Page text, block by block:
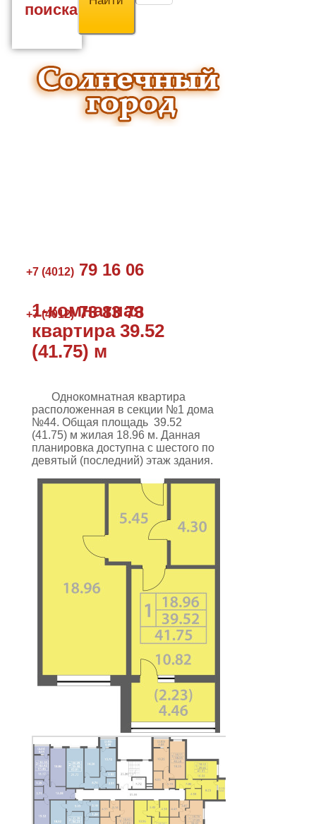
поиска
+7 (4012) 79 16 06
+7 (4012) 73 83 73
1-комнатная
квартира 39.52
(41.75) м
Однокомнатная квартира
расположенная в секции №1 дома
№44. Общая площадь 39.52
(41.75) м жилая 18.96 м. Данная
планировка доступна с шестого по
девятый (последний) этаж здания.